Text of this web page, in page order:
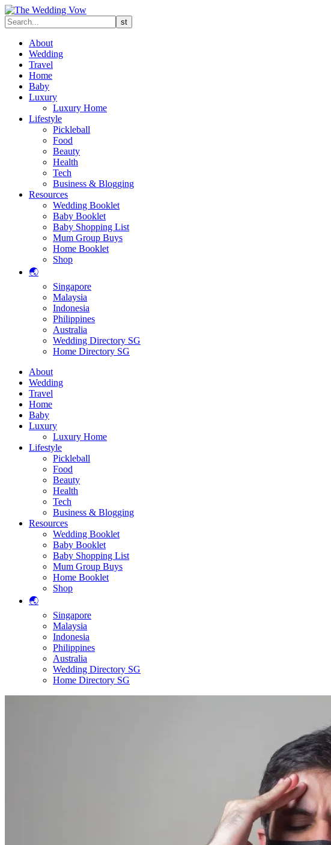
About
Wedding
Travel
Home
Baby
Luxury
Luxury Home
Lifestyle
Pickleball
Food
Beauty
Health
Tech
Business & Blogging
Resources
Wedding Booklet
Baby Booklet
Baby Shopping List
Mum Group Buys
Home Booklet
Shop
🌏
Singapore
Malaysia
Indonesia
Philippines
Australia
Wedding Directory SG
Home Directory SG
About
Wedding
Travel
Home
Baby
Luxury
Luxury Home
Lifestyle
Pickleball
Food
Beauty
Health
Tech
Business & Blogging
Resources
Wedding Booklet
Baby Booklet
Baby Shopping List
Mum Group Buys
Home Booklet
Shop
🌏
Singapore
Malaysia
Indonesia
Philippines
Australia
Wedding Directory SG
Home Directory SG